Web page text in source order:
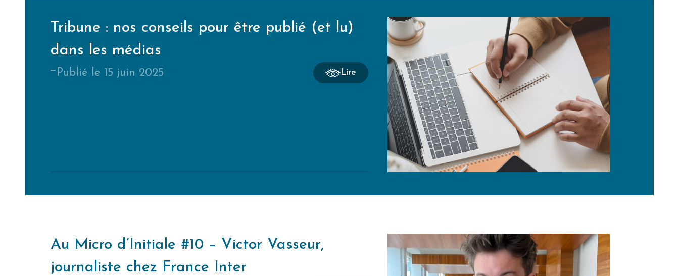
Tribune : nos conseils pour être publié (et lu)
dans les médias
publié le 15 juin 2025 Lire
Au Micro d’Initiale #10 – Victor Vasseur,
journaliste chez France Inter